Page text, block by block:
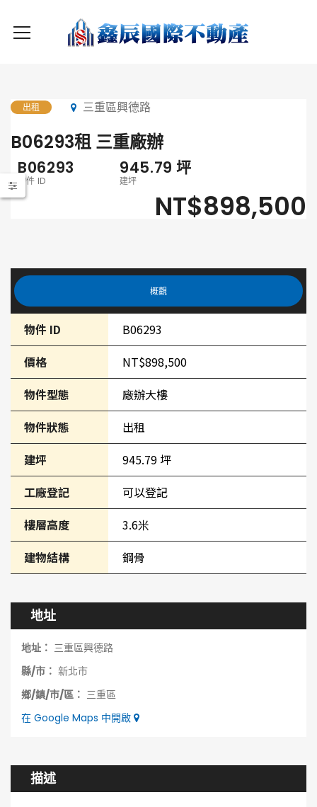
出租 三重區興德路
B06293租 三重廠辦
B06293
物件 ID
945.79坪
建坪
NT$898,500
描述
地址
地址： 三重區興德路
縣/市： 新北市
鄉/鎮/市/區： 三重區
在 Google Maps 中開啟
概觀
物件 ID
B06293
價格
NT$898,500
物件型態
廠辦大樓
物件狀態
出租
建坪
945.79 坪
工廠登記
可以登記
樓層高度
3.6米
建物結構
鋼骨